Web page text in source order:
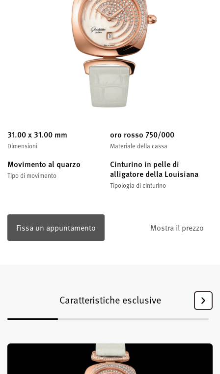
31.00 x 31.00 mm
Dimensioni
oro rosso 750/000
Materiale della cassa
Movimento al quarzo
Tipo di movimento
Cinturino in pelle di
alligatore della Louisiana
Tipologia di cinturino
Fissa un appuntamento Mostra il prezzo
Caratteristiche esclusive